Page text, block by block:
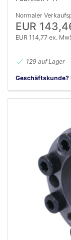
Normaler
EUR
EUR 114,77 ex.
129 auf Lager
Geschäftskunde?